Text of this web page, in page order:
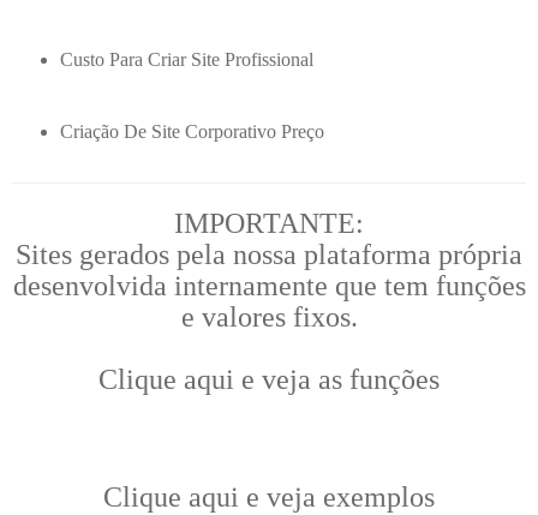
Custo Para Criar Site Profissional
Criação De Site Corporativo Preço
IMPORTANTE:
Sites gerados pela nossa plataforma própria
desenvolvida internamente que tem funções
e valores fixos.
Clique aqui e veja as funções
Clique aqui e veja exemplos